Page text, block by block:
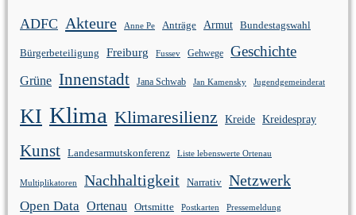
ADFC Akteure Anne Pe Anträge Armut Bundestagswahl
Bürgerbeteiligung Freiburg Fussev Gehwege Geschichte
Grüne Innenstadt Jana Schwab Jan Kamensky Jugendgemeinderat
KI Klima Klimaresilienz Kreide Kreidespray
Kunst Landesarmutskonferenz Liste lebenswerte Ortenau
Multiplikatoren Nachhaltigkeit Narrativ Netzwerk
Open Data Ortenau Ortsmitte Postkarten Pressemeldung